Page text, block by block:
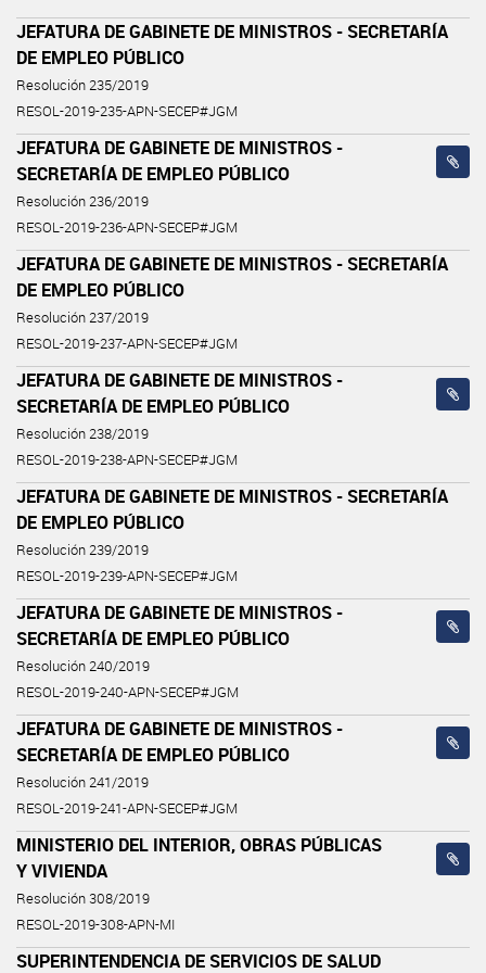
JEFATURA DE GABINETE DE MINISTROS - SECRETARÍA
DE EMPLEO PÚBLICO
Resolución 235/2019
RESOL-2019-235-APN-SECEP#JGM
JEFATURA DE GABINETE DE MINISTROS -
SECRETARÍA DE EMPLEO PÚBLICO
Resolución 236/2019
RESOL-2019-236-APN-SECEP#JGM
JEFATURA DE GABINETE DE MINISTROS - SECRETARÍA
DE EMPLEO PÚBLICO
Resolución 237/2019
RESOL-2019-237-APN-SECEP#JGM
JEFATURA DE GABINETE DE MINISTROS -
SECRETARÍA DE EMPLEO PÚBLICO
Resolución 238/2019
RESOL-2019-238-APN-SECEP#JGM
JEFATURA DE GABINETE DE MINISTROS - SECRETARÍA
DE EMPLEO PÚBLICO
Resolución 239/2019
RESOL-2019-239-APN-SECEP#JGM
JEFATURA DE GABINETE DE MINISTROS -
SECRETARÍA DE EMPLEO PÚBLICO
Resolución 240/2019
RESOL-2019-240-APN-SECEP#JGM
JEFATURA DE GABINETE DE MINISTROS -
SECRETARÍA DE EMPLEO PÚBLICO
Resolución 241/2019
RESOL-2019-241-APN-SECEP#JGM
MINISTERIO DEL INTERIOR, OBRAS PÚBLICAS
Y VIVIENDA
Resolución 308/2019
RESOL-2019-308-APN-MI
SUPERINTENDENCIA DE SERVICIOS DE SALUD